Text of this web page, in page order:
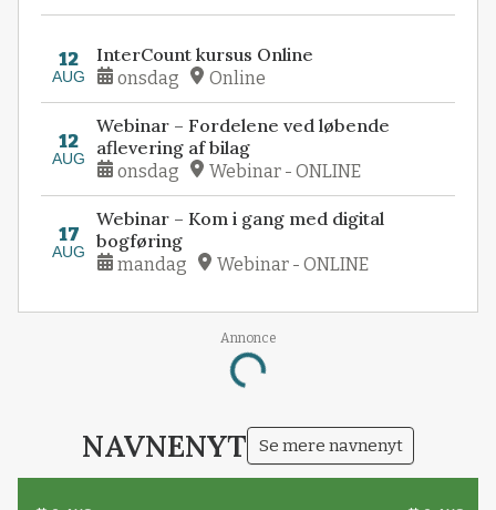
KALENDER Se flere arrangementer
12 InterCount kursus Online
onsdag Online
AUG
Webinar – Fordelene ved løbende
aflevering af bilag
onsdag Webinar - ONLINE
Webinar – Kom i gang med digital
mandag Webinar - ONLINE
Annonce
Loading...
NAVNENYT